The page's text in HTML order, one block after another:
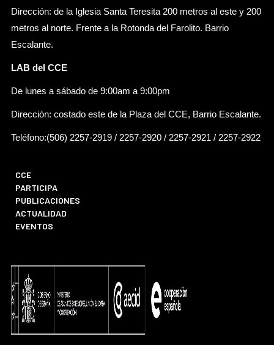
Dirección: de la Iglesia Santa Teresita 200 metros al este y 200
metros al norte. Frente a la Rotonda del Farolito. Barrio
Escalante.
LAB del CCE
De lunes a sábado de 9:00am a 9:00pm
Dirección: costado este de la Plaza del CCE, Barrio Escalante.
Teléfono:(506) 2257-2919 / 2257-2920 / 2257-2921 / 2257-2922
CCE
PARTICIPA
PUBLICACIONES
ACTUALIDAD
EVENTOS